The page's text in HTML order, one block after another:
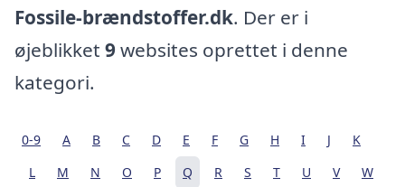
Fossile-brændstoffer.dk. Der er i
øjeblikket 9websites oprettet i denne
kategori.
0-9 A B C D E F G H I J
K
L
M N O P Q R S T U V
W